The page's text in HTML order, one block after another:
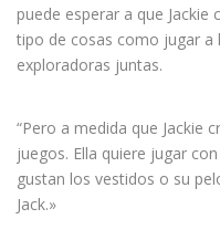
puede esperar a que
tipo de cosas como jugar a
exploradoras juntas.
“Pero a medida que Jackie
juegos. Ella quiere jugar
gustan los vestidos o su
Jack.»